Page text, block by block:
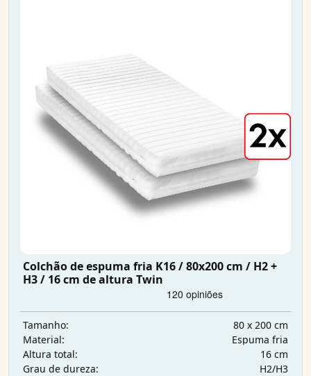
Colchão de espuma fria K16 / 80x200 cm / H2 +
H3 / 16 cm de altura Twin
Tamanho:
80 x 200 cm
Material:
Espuma fria
Altura total:
16 cm
Grau de dureza:
H2/H3